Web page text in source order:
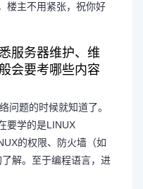
楼主不用紧张，祝你好
服务器维护、维
会要考哪些内容
问题的时候就知道了。
要学的是LINUX
的权限、防火墙（如
解。至于编程语言，进